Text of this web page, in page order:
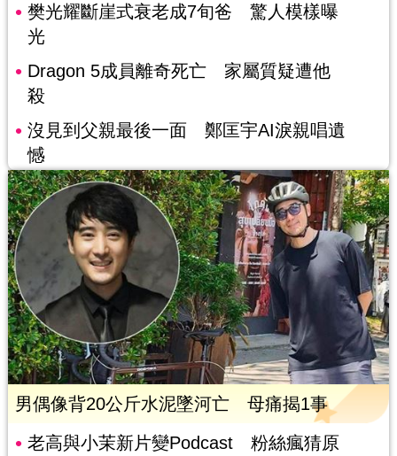
樊光耀斷崖式衰老成7旬爸 驚人模樣曝
光
Dragon 5成員離奇死亡 家屬質疑遭他
殺
沒見到父親最後一面 鄭匡宇AI淚親唱遺
憾
男偶像背20公斤水泥墜河亡 母痛揭1事
老高與小茉新片變Podcast 粉絲瘋猜原